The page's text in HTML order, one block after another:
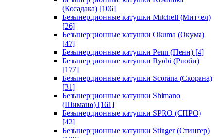
(Косадака) [106]
Безынерционные катушки Mitchell (Митчел)
[26]
Безынерционные катушки Okuma (Окума)
[47]
Безынерционные катушки Penn (Пенн) [4]
Безынерционные катушки Ryobi (Риоби)
[177]
Безынерционные катушки Scorana (Скорана)
[31]
Безынерционные катушки Shimano
(Шимано) [161]
Безынерционные катушки SPRO (СПРО)
[42]
Безынерционные катушки Stinger (Стингер)